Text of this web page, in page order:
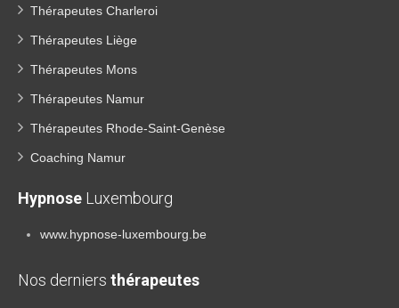
Thérapeutes Charleroi
Thérapeutes Liège
Thérapeutes Mons
Thérapeutes Namur
Thérapeutes Rhode-Saint-Genèse
Coaching Namur
Hypnose Luxembourg
www.hypnose-luxembourg.be
Nos derniers thérapeutes